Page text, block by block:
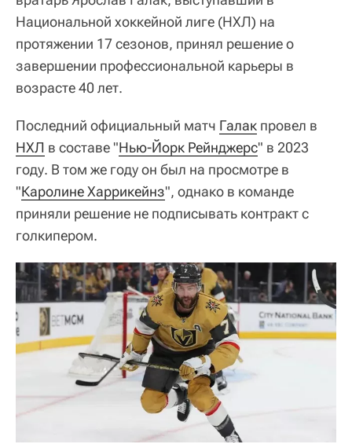
Национальной хоккейной лиге (НХЛ) на
протяжении 17 сезонов, принял решение о
завершении профессиональной карьеры в
возрасте 40 лет.
Последний официальный матч Галак провел в
НХЛ в составе "Нью-Йорк Рейнджерс" в 2023
году. В том же году он был на просмотре в
"Каролине Харрикейнз", однако в команде
приняли решение не подписывать контракт с
голкипером.